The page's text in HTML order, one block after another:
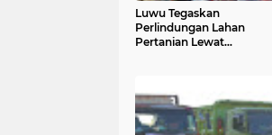
Luwu Tegaskan
Perlindungan Lahan
Pertanian Lewat